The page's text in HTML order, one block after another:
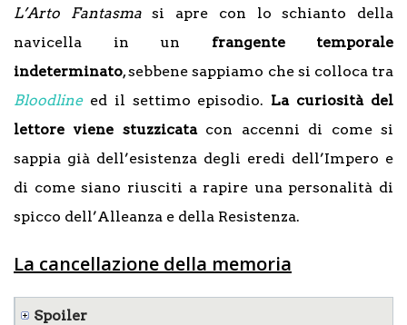
L’Arto Fantasmasi apre con lo schianto della
navicella in un frangente temporale
indeterminato, sebbene sappiamo che si colloca tra
Bloodlineed il settimo episodio. La curiosità del
lettore viene stuzzicatacon accenni di come si
sappia già dell’esistenza degli eredi dell’Impero e
di come siano riusciti a rapire una personalità di
spicco dell’Alleanza e della Resistenza.
La cancellazione della memoria
Spoiler